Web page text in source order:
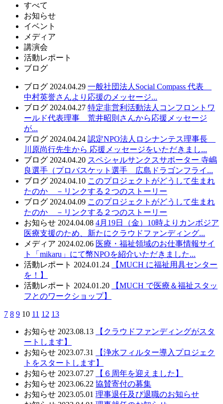
すべて
お知らせ
イベント
メディア
講演会
活動レポート
ブログ
ブログ 2024.04.29 一般社団法人Social Compass 代表
中村英誉さんより応援のメッセージ...
ブログ 2024.04.27 特定非営利活動法人コンフロントワ
ールド代表理事 荒井昭則さんから応援メッセージ
が...
ブログ 2024.04.24 認定NPO法人ロシナンテス理事長
川原尚行先生から 応援メッセージをいただきまし...
ブログ 2024.04.20 スペシャルサンクスサポーター 寺嶋
良選手（プロバスケット選手 広島ドラゴンフライ...
ブログ 2024.04.10 このプロジェクトがどうして生まれ
たのか －リンクする２つのストーリー
ブログ 2024.04.09 このプロジェクトがどうして生まれ
たのか －リンクする２つのストーリー
お知らせ 2024.04.08 4月19日（金）10時よりカンボジア
医療支援のため、新たにクラウドファンディング...
メディア 2024.02.06 医療・福祉領域のお仕事情報サイ
ト「mikaru」にて幣NPOを紹介いただきました...
活動レポート 2024.01.24
【MUCH に福祉用具センター
を！】
活動レポート 2024.01.20
【MUCH で医療＆福祉スタッ
フとのワークショップ】
7 8 9 10 11 12 13
お知らせ 2023.08.13
【クラウドファンディングがスタ
ートします】
お知らせ 2023.07.31
【浄水フィルター導入プロジェク
トをスタートします】
お知らせ 2023.07.27
【６周年を迎えました】
お知らせ 2023.06.22 協賛寄付の募集
お知らせ 2023.05.01 理事退任及び退職のお知らせ